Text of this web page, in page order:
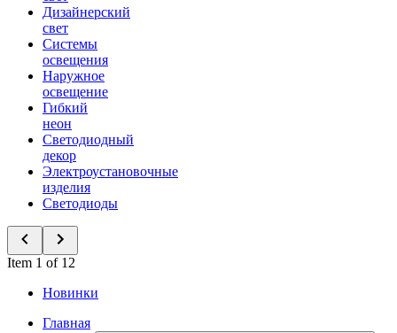
Дизайнерский
свет
Системы
освещения
Наружное
освещение
Гибкий
неон
Светодиодный
декор
Электроустановочные
изделия
Светодиоды
Item 1 of 12
Новинки
Главная